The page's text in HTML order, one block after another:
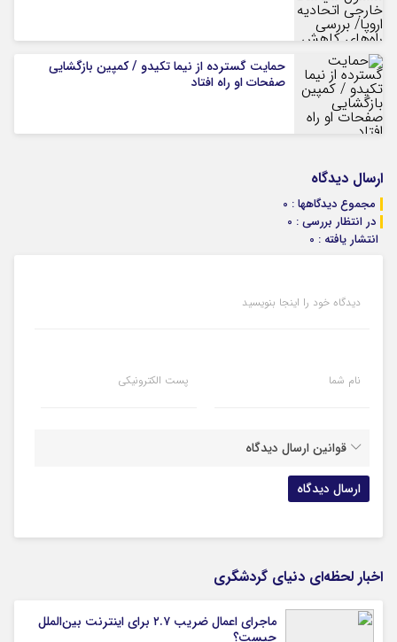
حمایت گسترده از نیما تکیدو / کمپین بازگشایی
صفحات او راه افتاد
ارسال دیدگاه
مجموع دیدگاهها : 0
در انتظار بررسی : 0
انتشار یافته : 0
دیدگاه خود را اینجا بنویسید
نام شما پست الکترونیکی
قوانین ارسال دیدگاه
اخبار لحظه‌ای دنیای گردشگری
ماجرای اعمال ضریب ۲.۷ برای اینترنت بین‌الملل
چیست؟